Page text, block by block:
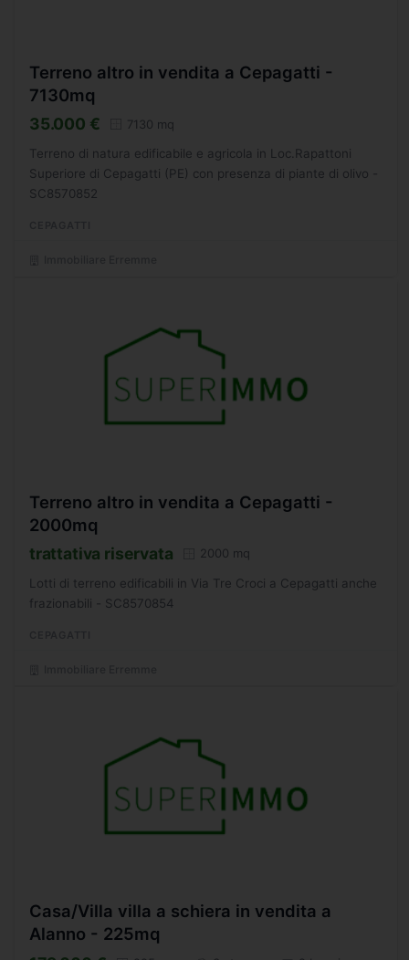
Terreno altro in vendita a Cepagatti -
7130mq
35.000 € 7130 mq
Terreno di natura edificabile e agricola in Loc.Rapattoni
Superiore di Cepagatti (PE) con presenza di piante di olivo -
SC8570852
Terreno altro in vendita a Cepagatti -
2000mq
trattativa riservata 2000 mq
Lotti di terreno edificabili in Via Tre Croci a Cepagatti anche
frazionabili - SC8570854
Casa/Villa villa a schiera in vendita a
Alanno - 225mq